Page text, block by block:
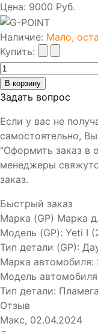
Цена: 9000 Руб.
Наличие: Мало,
Купить:
Задать вопрос
Если у вас не
самостоятельно,
"Оформить заказ в
менеджеры
заказ.
Быстрый заказ
Марка (GP) Марка
Модель (GP): Yeti I
Тип детали (GP):
Марка автомобиля:
Модель автомобиля
Тип детали:
Отзыв
Макс, 02.04.2024